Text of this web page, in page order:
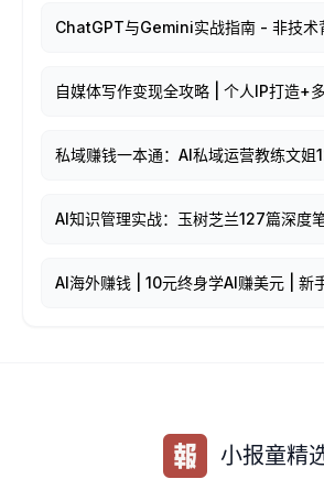
ChatGPT与Gemini实战指南 - 非技术
自媒体写作变现全攻略 | 个人IP打造+
私域赚钱一本通：AI私域运营教练文姐
AI知识管理实战：玉树芝兰127篇深度
AI海外赚钱 | 10元终身学AI赚美元 | 新
小报童精